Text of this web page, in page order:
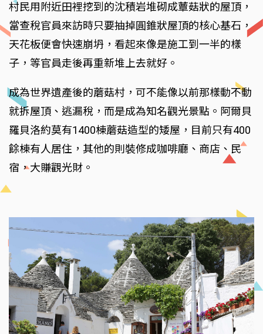
村民用附近田裡挖到的沈積岩堆砌成蕈菇狀的屋頂，
當查稅官員來訪時只要抽掉圓錐狀屋頂的核心基石，
天花板便會快速崩坍，看起來像是施工到一半的樣
子，等官員走後再重新堆上去就好。
成為世界遺產後的蘑菇村，可不能像以前那樣動不動
就拆屋頂、逃漏稅，而是成為知名觀光景點。阿爾貝
羅貝洛約莫有1400棟蘑菇造型的矮屋，目前只有400
餘棟有人居住，其他的則裝修成咖啡廳、商店、民
宿，大賺觀光財。